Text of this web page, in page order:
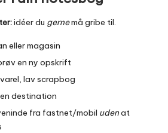
idéer du gernemå gribe til.
eller magasin
en ny opskrift
lav scrapbog
destination
fra fastnet/mobil udenat